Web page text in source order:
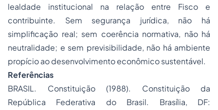
lealdade institucional na relação entre Fisco e
contribuinte. Sem segurança jurídica, não há
simplificação real; sem coerência normativa, não há
neutralidade; e sem previsibilidade, não há ambiente
propício ao desenvolvimento econômico sustentável.
Referências
BRASIL. Constituição (1988). Constituição da
República Federativa do Brasil. Brasília, DF: